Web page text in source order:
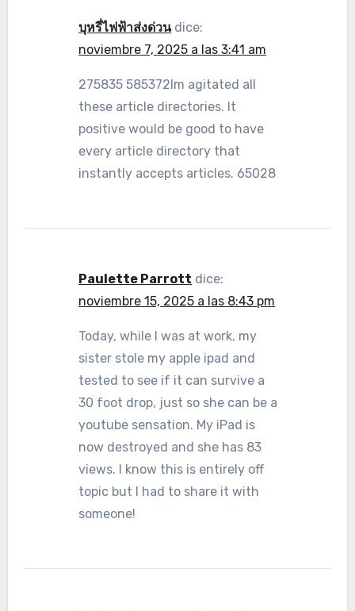
บุหรี่ไฟฟ้าส่งด่วน dice:
noviembre 7, 2025 a las 3:41 am
275835 585372Im agitated all
these article directories. It
positive would be good to have
every article directory that
instantly accepts articles. 65028
Paulette Parrott dice:
noviembre 15, 2025 a las 8:43 pm
Today, while I was at work, my
sister stole my apple ipad and
tested to see if it can survive a
30 foot drop, just so she can be a
youtube sensation. My iPad is
now destroyed and she has 83
views. I know this is entirely off
topic but I had to share it with
someone!